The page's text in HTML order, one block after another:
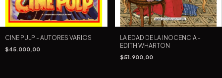
CINE PULP - AUTORES VARIOS
$45.000,00
LA EDAD DE LA INOCENCIA -
EDITH WHARTON
$51.900,00